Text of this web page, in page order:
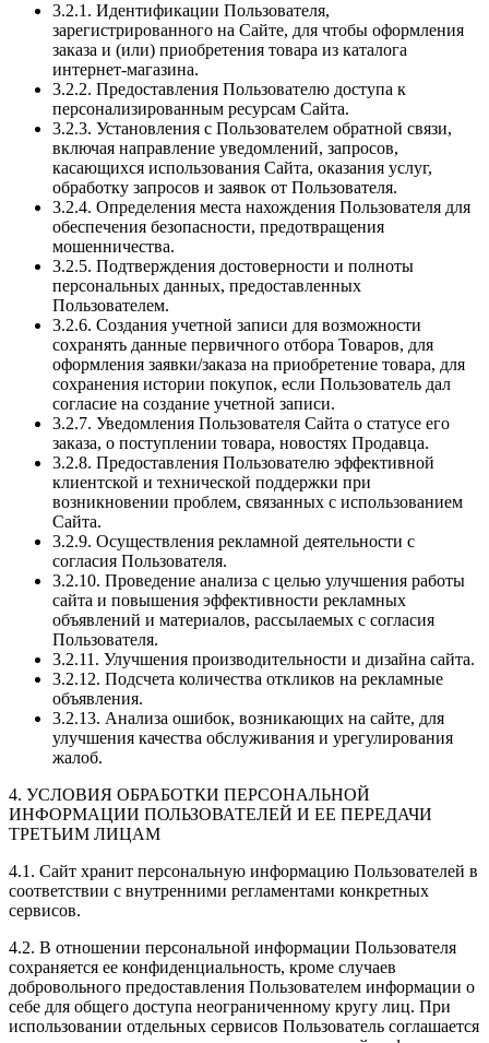
3.2.1. Идентификации Пользователя,
зарегистрированного на Сайте, для чтобы оформления
заказа и (или) приобретения товара из каталога
интернет-магазина.
3.2.2. Предоставления Пользователю доступа к
персонализированным ресурсам Сайта.
3.2.3. Установления с Пользователем обратной связи,
включая направление уведомлений, запросов,
касающихся использования Сайта, оказания услуг,
обработку запросов и заявок от Пользователя.
3.2.4. Определения места нахождения Пользователя для
обеспечения безопасности, предотвращения
мошенничества.
3.2.5. Подтверждения достоверности и полноты
персональных данных, предоставленных
Пользователем.
3.2.6. Создания учетной записи для возможности
сохранять данные первичного отбора Товаров, для
оформления заявки/заказа на приобретение товара, для
сохранения истории покупок, если Пользователь дал
согласие на создание учетной записи.
3.2.7. Уведомления Пользователя Сайта о статусе его
заказа, о поступлении товара, новостях Продавца.
3.2.8. Предоставления Пользователю эффективной
клиентской и технической поддержки при
возникновении проблем, связанных с использованием
Сайта.
3.2.9. Осуществления рекламной деятельности с
согласия Пользователя.
3.2.10. Проведение анализа с целью улучшения работы
сайта и повышения эффективности рекламных
объявлений и материалов, рассылаемых с согласия
Пользователя.
3.2.11. Улучшения производительности и дизайна сайта.
3.2.12. Подсчета количества откликов на рекламные
объявления.
3.2.13. Анализа ошибок, возникающих на сайте, для
улучшения качества обслуживания и урегулирования
жалоб.
4. УСЛОВИЯ ОБРАБОТКИ ПЕРСОНАЛЬНОЙ
ИНФОРМАЦИИ ПОЛЬЗОВАТЕЛЕЙ И ЕЕ ПЕРЕДАЧИ
ТРЕТЬИМ ЛИЦАМ
4.1. Сайт хранит персональную информацию Пользователей в
соответствии с внутренними регламентами конкретных
сервисов.
4.2. В отношении персональной информации Пользователя
сохраняется ее конфиденциальность, кроме случаев
добровольного предоставления Пользователем информации о
себе для общего доступа неограниченному кругу лиц. При
использовании отдельных сервисов Пользователь соглашается